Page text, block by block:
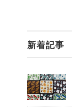
新着記事